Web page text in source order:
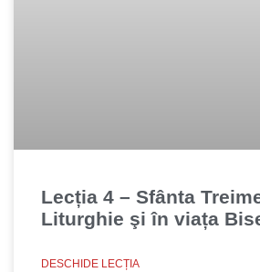
Lecția 4 – Sfânta
Liturghie şi în viața
DESCHIDE LECȚIA